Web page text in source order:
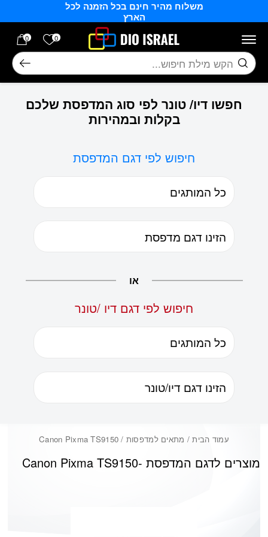
משלוח מהיר חינם בכל הזמנה לכל
הארץ
0 הרשימה
0
חיפוש
חפשו דיו/ טונר לפי סוג המדפסת שלכם
בקלות ובמהירות
חיפוש לפי דגם המדפסת
או
חיפוש לפי דגם דיו /טונר
עמוד הבית/ מתאים למדפסות / Canon Pixma TS9150
Canon Pixma TS9150מוצרים לדגם המדפסת -